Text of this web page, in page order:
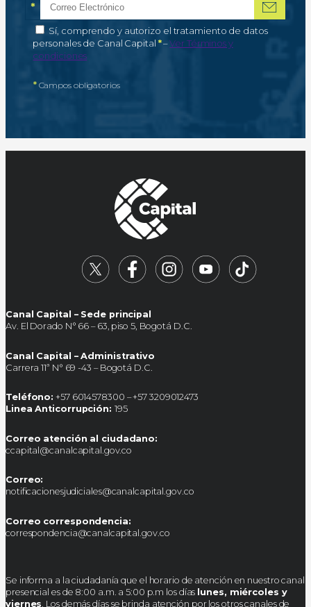
Correo electrónico
*Campo obligatorio
Autorización de tratamiento de datos personales
Sí, comprendo y autorizo el tratamiento de datos
personales de Canal Capital *–Campo obligatorio
Ver Términos y
condiciones
*Campos obligatorios
Canal Capital – Sede principal
Av. El Dorado N° 66 – 63, piso 5, Bogotá D.C.
Canal Capital – Administrativo
Carrera 11ª N° 69 -43 – Bogotá D.C.
Teléfono: +57 6014578300 – +57 3209012473
Linea Anticorrupción: 195
Correo atención al ciudadano:
ccapital@canalcapital.gov.co
Correo:
notificacionesjudiciales@canalcapital.gov.co
Correo correspondencia:
correspondencia@canalcapital.gov.co
Se informa a la ciudadanía que el horario de atención en nuestro canal
presencial es de 8:00 a.m. a 5:00 p.m los días lunes, miércoles y
viernes. Los demás días se brinda atención por los otros canales de